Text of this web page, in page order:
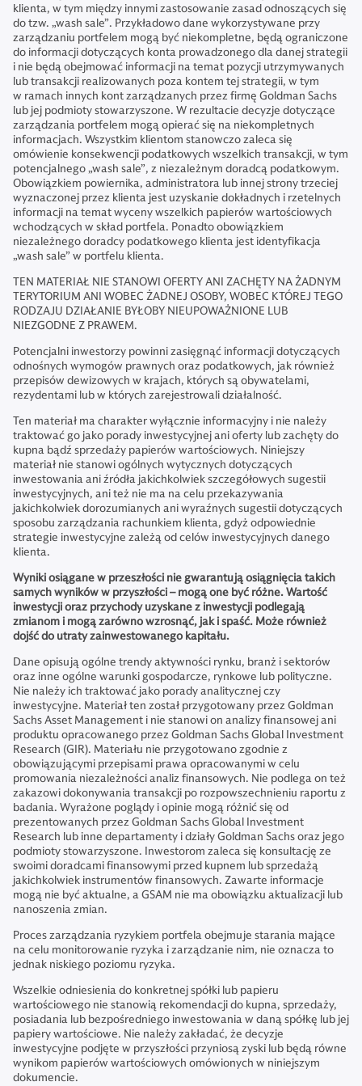
klienta, w tym między innymi zastosowanie zasad odnoszących się
do tzw. „wash sale”. Przykładowo dane wykorzystywane przy
zarządzaniu portfelem mogą być niekompletne, będą ograniczone
do informacji dotyczących konta prowadzonego dla danej strategii
i nie będą obejmować informacji na temat pozycji utrzymywanych
lub transakcji realizowanych poza kontem tej strategii, w tym
w ramach innych kont zarządzanych przez firmę Goldman Sachs
lub jej podmioty stowarzyszone. W rezultacie decyzje dotyczące
zarządzania portfelem mogą opierać się na niekompletnych
informacjach. Wszystkim klientom stanowczo zaleca się
omówienie konsekwencji podatkowych wszelkich transakcji, w tym
potencjalnego „wash sale”, z niezależnym doradcą podatkowym.
Obowiązkiem powiernika, administratora lub innej strony trzeciej
wyznaczonej przez klienta jest uzyskanie dokładnych i rzetelnych
informacji na temat wyceny wszelkich papierów wartościowych
wchodzących w skład portfela. Ponadto obowiązkiem
niezależnego doradcy podatkowego klienta jest identyfikacja
„wash sale” w portfelu klienta.
TEN MATERIAŁ NIE STANOWI OFERTY ANI ZACHĘTY NA ŻADNYM
TERYTORIUM ANI WOBEC ŻADNEJ OSOBY, WOBEC KTÓREJ TEGO
RODZAJU DZIAŁANIE BYŁOBY NIEUPOWAŻNIONE LUB
NIEZGODNE Z PRAWEM.
Potencjalni inwestorzy powinni zasięgnąć informacji dotyczących
odnośnych wymogów prawnych oraz podatkowych, jak również
przepisów dewizowych w krajach, których są obywatelami,
rezydentami lub w których zarejestrowali działalność.
Ten materiał ma charakter wyłącznie informacyjny i nie należy
traktować go jako porady inwestycyjnej ani oferty lub zachęty do
kupna bądź sprzedaży papierów wartościowych. Niniejszy
materiał nie stanowi ogólnych wytycznych dotyczących
inwestowania ani źródła jakichkolwiek szczegółowych sugestii
inwestycyjnych, ani też nie ma na celu przekazywania
jakichkolwiek dorozumianych ani wyraźnych sugestii dotyczących
sposobu zarządzania rachunkiem klienta, gdyż odpowiednie
strategie inwestycyjne zależą od celów inwestycyjnych danego
klienta.
Wyniki osiągane w przeszłości nie gwarantują osiągnięcia takich
samych wyników w przyszłości – mogą one być różne. Wartość
inwestycji oraz przychody uzyskane z inwestycji podlegają
zmianom i mogą zarówno wzrosnąć, jak i spaść. Może również
dojść do utraty zainwestowanego kapitału.
Dane opisują ogólne trendy aktywności rynku, branż i sektorów
oraz inne ogólne warunki gospodarcze, rynkowe lub polityczne.
Nie należy ich traktować jako porady analitycznej czy
inwestycyjne. Materiał ten został przygotowany przez Goldman
Sachs Asset Management i nie stanowi on analizy finansowej ani
produktu opracowanego przez Goldman Sachs Global Investment
Research (GIR). Materiału nie przygotowano zgodnie z
obowiązującymi przepisami prawa opracowanymi w celu
promowania niezależności analiz finansowych. Nie podlega on też
zakazowi dokonywania transakcji po rozpowszechnieniu raportu z
badania. Wyrażone poglądy i opinie mogą różnić się od
prezentowanych przez Goldman Sachs Global Investment
Research lub inne departamenty i działy Goldman Sachs oraz jego
podmioty stowarzyszone. Inwestorom zaleca się konsultację ze
swoimi doradcami finansowymi przed kupnem lub sprzedażą
jakichkolwiek instrumentów finansowych. Zawarte informacje
mogą nie być aktualne, a GSAM nie ma obowiązku aktualizacji lub
nanoszenia zmian.
Proces zarządzania ryzykiem portfela obejmuje starania mające
na celu monitorowanie ryzyka i zarządzanie nim, nie oznacza to
jednak niskiego poziomu ryzyka.
Wszelkie odniesienia do konkretnej spółki lub papieru
wartościowego nie stanowią rekomendacji do kupna, sprzedaży,
posiadania lub bezpośredniego inwestowania w daną spółkę lub jej
papiery wartościowe. Nie należy zakładać, że decyzje
inwestycyjne podjęte w przyszłości przyniosą zyski lub będą równe
wynikom papierów wartościowych omówionych w niniejszym
dokumencie.